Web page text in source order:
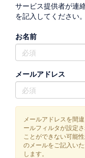
サービス提供者が連
を記入してください。
お名前
メールアドレス
メールアドレスを間
ールフィルタが設定
ことができない可能
のメールをご記入い
します。